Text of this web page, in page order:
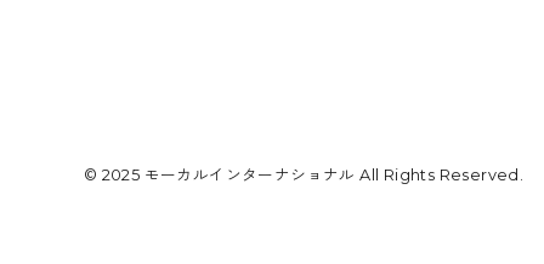
© 2025 モーカルインターナショナル All Rights Reserved.